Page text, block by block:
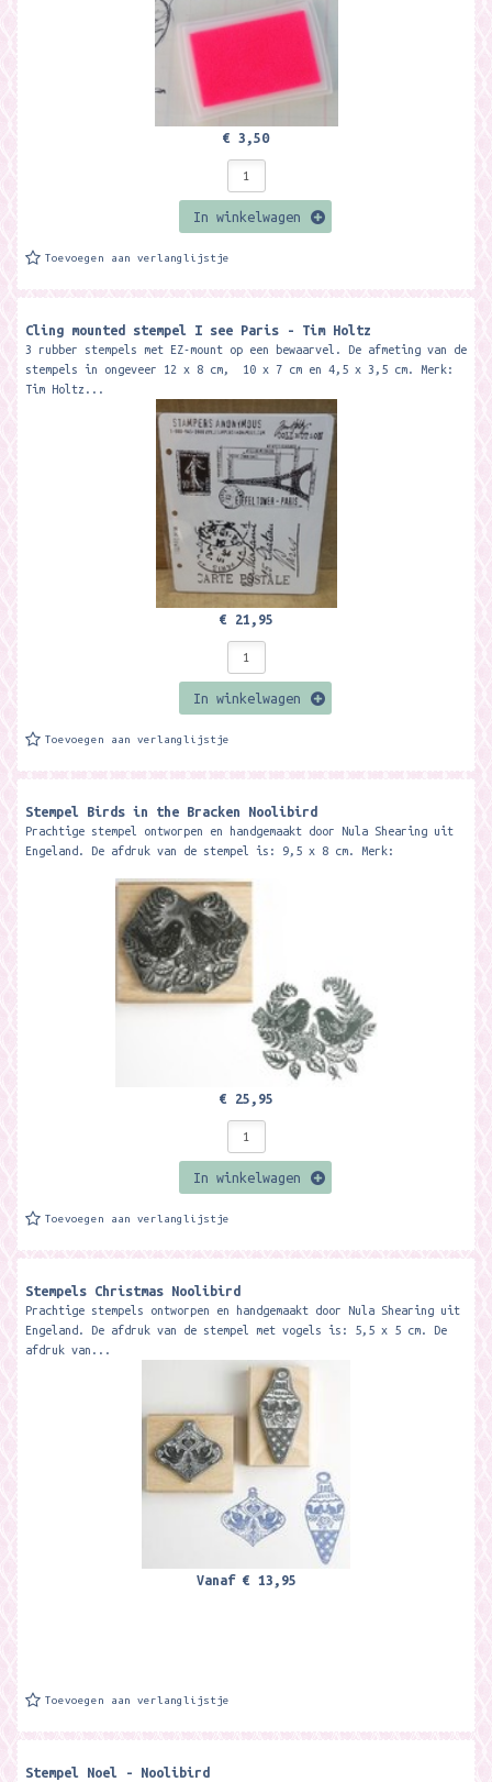
€ 3,50
In winkelwagen
Toevoegen aan verlanglijstje
Cling mounted stempel I see Paris - Tim Holtz
3 rubber stempels met EZ-mount op een bewaarvel. De afmeting van de
stempels in ongeveer 12 x 8 cm, 10 x 7 cm en 4,5 x 3,5 cm. Merk:
Tim Holtz...
€ 21,95
In winkelwagen
Toevoegen aan verlanglijstje
Stempel Birds in the Bracken Noolibird
Prachtige stempel ontworpen en handgemaakt door Nula Shearing uit
Engeland. De afdruk van de stempel is: 9,5 x 8 cm. Merk:
€ 25,95
In winkelwagen
Toevoegen aan verlanglijstje
Stempels Christmas Noolibird
Prachtige stempels ontworpen en handgemaakt door Nula Shearing uit
Engeland. De afdruk van de stempel met vogels is: 5,5 x 5 cm. De
afdruk van...
Vanaf € 13,95
Toevoegen aan verlanglijstje
Stempel Noel - Noolibird